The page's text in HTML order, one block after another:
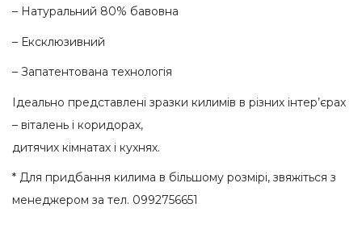
– Натуральний 80% бавовна
– Ексклюзивний
– Запатентована технологія
Ідеально представлені зразки килимів в різних інтер’єрах
– віталень і коридорах,
дитячих кімнатах і кухнях.
* Для придбання килима в більшому розмірі, звяжіться з
менеджером за тел. 0992756651